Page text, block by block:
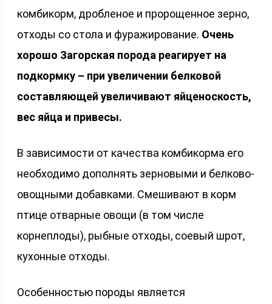
комбикорм, дробленое и пророщенное зерно,
отходы со стола и фуражирование. Очень
хорошо Загорская порода реагирует на
подкормку – при увеличении белковой
составляющей увеличивают яйценоскость,
вес яйца и привесы.
В зависимости от качества комбикорма его
необходимо дополнять зерновыми и белково-
овощными добавками. Смешивают в корм
птице отварные овощи (в том числе
корнеплоды), рыбные отходы, соевый шрот,
кухонные отходы.
Особенностью породы является